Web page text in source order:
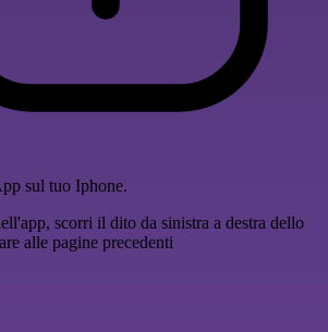
sul tuo Iphone.
scorri il dito da sinistra a destra dello
alle pagine precedenti